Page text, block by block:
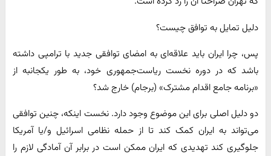
دلیل تمایل به توافق چیست؟
پس، چرا ایران باید علاقه‌ای به امضای توافقی جدید با ترامپی داشته
باشد که در دوره نخست ریاست‌جمهوری خود، به طور یکجانبه از
«برنامه جامع اقدام مشترک» (برجام) خارج شد؟
دو دلیل اصلی برای این موضوع وجود دارد. نخست اینکه، چنین توافقی
می‌تواند به ایران کمک کند تا از حمله نظامی اسرائیل و/یا آمریکا
جلوگیری کند تهدیدی که ایران ممکن است در برابر آن آمادگی لازم را